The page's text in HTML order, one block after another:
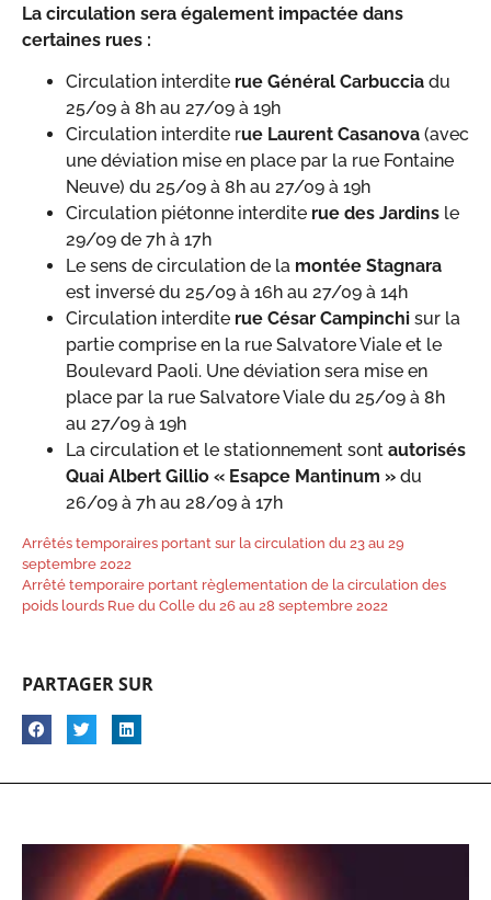
La circulation sera également impactée dans
certaines rues :
Circulation interdite rue Général Carbuccia du
25/09 à 8h au 27/09 à 19h
Circulation interdite rue Laurent Casanova (avec
une déviation mise en place par la rue Fontaine
Neuve) du 25/09 à 8h au 27/09 à 19h
Circulation piétonne interdite rue des Jardins le
29/09 de 7h à 17h
Le sens de circulation de la montée Stagnara
est inversé du 25/09 à 16h au 27/09 à 14h
Circulation interdite rue César Campinchi sur la
partie comprise en la rue Salvatore Viale et le
Boulevard Paoli. Une déviation sera mise en
place par la rue Salvatore Viale du 25/09 à 8h
au 27/09 à 19h
La circulation et le stationnement sont autorisés
Quai Albert Gillio « Esapce Mantinum » du
26/09 à 7h au 28/09 à 17h
Arrêtés temporaires portant sur la circulation du 23 au 29
septembre 2022
Arrêté temporaire portant règlementation de la circulation des
poids lourds Rue du Colle du 26 au 28 septembre 2022
PARTAGER SUR